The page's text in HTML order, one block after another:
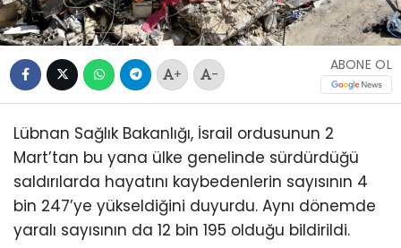
+ -
ABONE OL
Lübnan Sağlık Bakanlığı, İsrail ordusunun 2
Mart’tan bu yana ülke genelinde sürdürdüğü
saldırılarda hayatını kaybedenlerin sayısının 4
bin 247’ye yükseldiğini duyurdu. Aynı dönemde
yaralı sayısının da 12 bin 195 olduğu bildirildi.